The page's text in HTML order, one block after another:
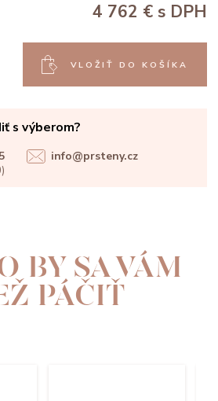
4 762 € s DPH
VLOŽIŤ DO KOŠÍKA
s výberom?
info@prsteny.cz
BY SA VÁM
PÁČIŤ